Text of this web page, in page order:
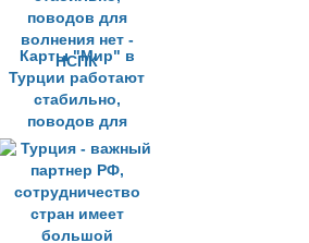
Карты "Мир" в
Турции работают
стабильно,
поводов для
волнения нет -
НСПК